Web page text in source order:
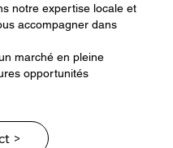
notre expertise locale et
accompagner dans
marché en pleine
opportunités
>